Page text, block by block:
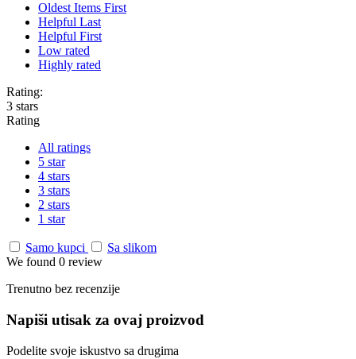
Oldest Items First
Helpful Last
Helpful First
Low rated
Highly rated
Rating:
3 stars
Rating
All ratings
5 star
4 stars
3 stars
2 stars
1 star
Samo kupci
Sa slikom
We found 0 review
Trenutno bez recenzije
Napiši utisak za ovaj proizvod
Podelite svoje iskustvo sa drugima